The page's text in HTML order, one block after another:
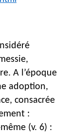
A l’époque
adoption,
consacrée
:
(v. 6) :